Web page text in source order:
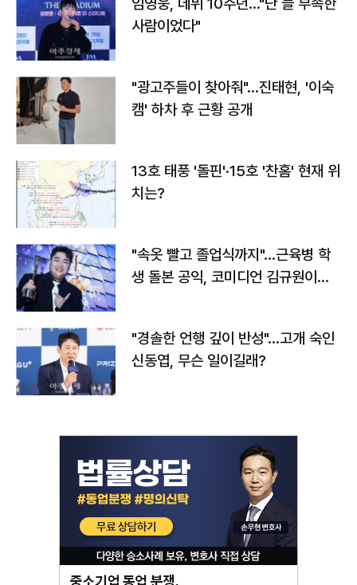
임영웅, 데뷔 10주년…"난 늘 부족한
사람이었다"
"광고주들이 찾아줘"…진태현, '이숙
캠' 하차 후 근황 공개
13호 태풍 '돌핀'·15호 '찬홈' 현재 위
치는?
"속옷 빨고 졸업식까지"…근육병 학
생 돌본 공익, 코미디언 김규원이었
"경솔한 언행 깊이 반성"…고개 숙인
신동엽, 무슨 일이길래?